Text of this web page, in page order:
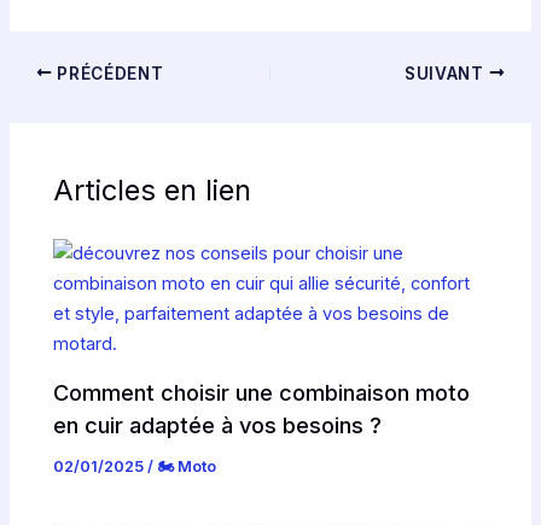
PRÉCÉDENT SUIVANT
Articles en lien
Comment choisir une combinaison moto
en cuir adaptée à vos besoins ?
02/01/2025/ 🏍️ Moto